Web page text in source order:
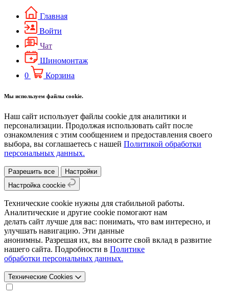
Главная
Войти
Чат
Шиномонтаж
0
Корзина
Мы используем файлы cookie.
Наш сайт использует файлы cookie для аналитики и
персонализации. Продолжая использовать сайт после
ознакомления с этим сообщением и предоставления своего
выбора, вы соглашаетесь с нашей Политикой обработки
персональных данных.
Разрешить все
Настройки
Настройка coockie
Технические cookie нужны для стабильной работы.
Аналитические и другие cookie помогают нам
делать сайт лучше для вас: понимать, что вам интересно, и
улучшать навигацию. Эти данные
анонимны. Разрешая их, вы вносите свой вклад в развитие
нашего сайта. Подробности в Политике
обработки персональных данных.
Технические Cookies